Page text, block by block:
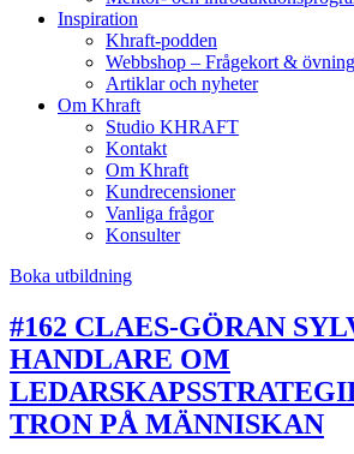
Inspiration
Khraft-podden
Webbshop – Frågekort &
Artiklar och nyheter
Om Khraft
Studio KHRAFT
Kontakt
Om Khraft
Kundrecensioner
Vanliga frågor
Konsulter
Boka utbildning
#162 CLAES-GÖRAN
HANDLARE OM
TRON PÅ MÄNNISKAN